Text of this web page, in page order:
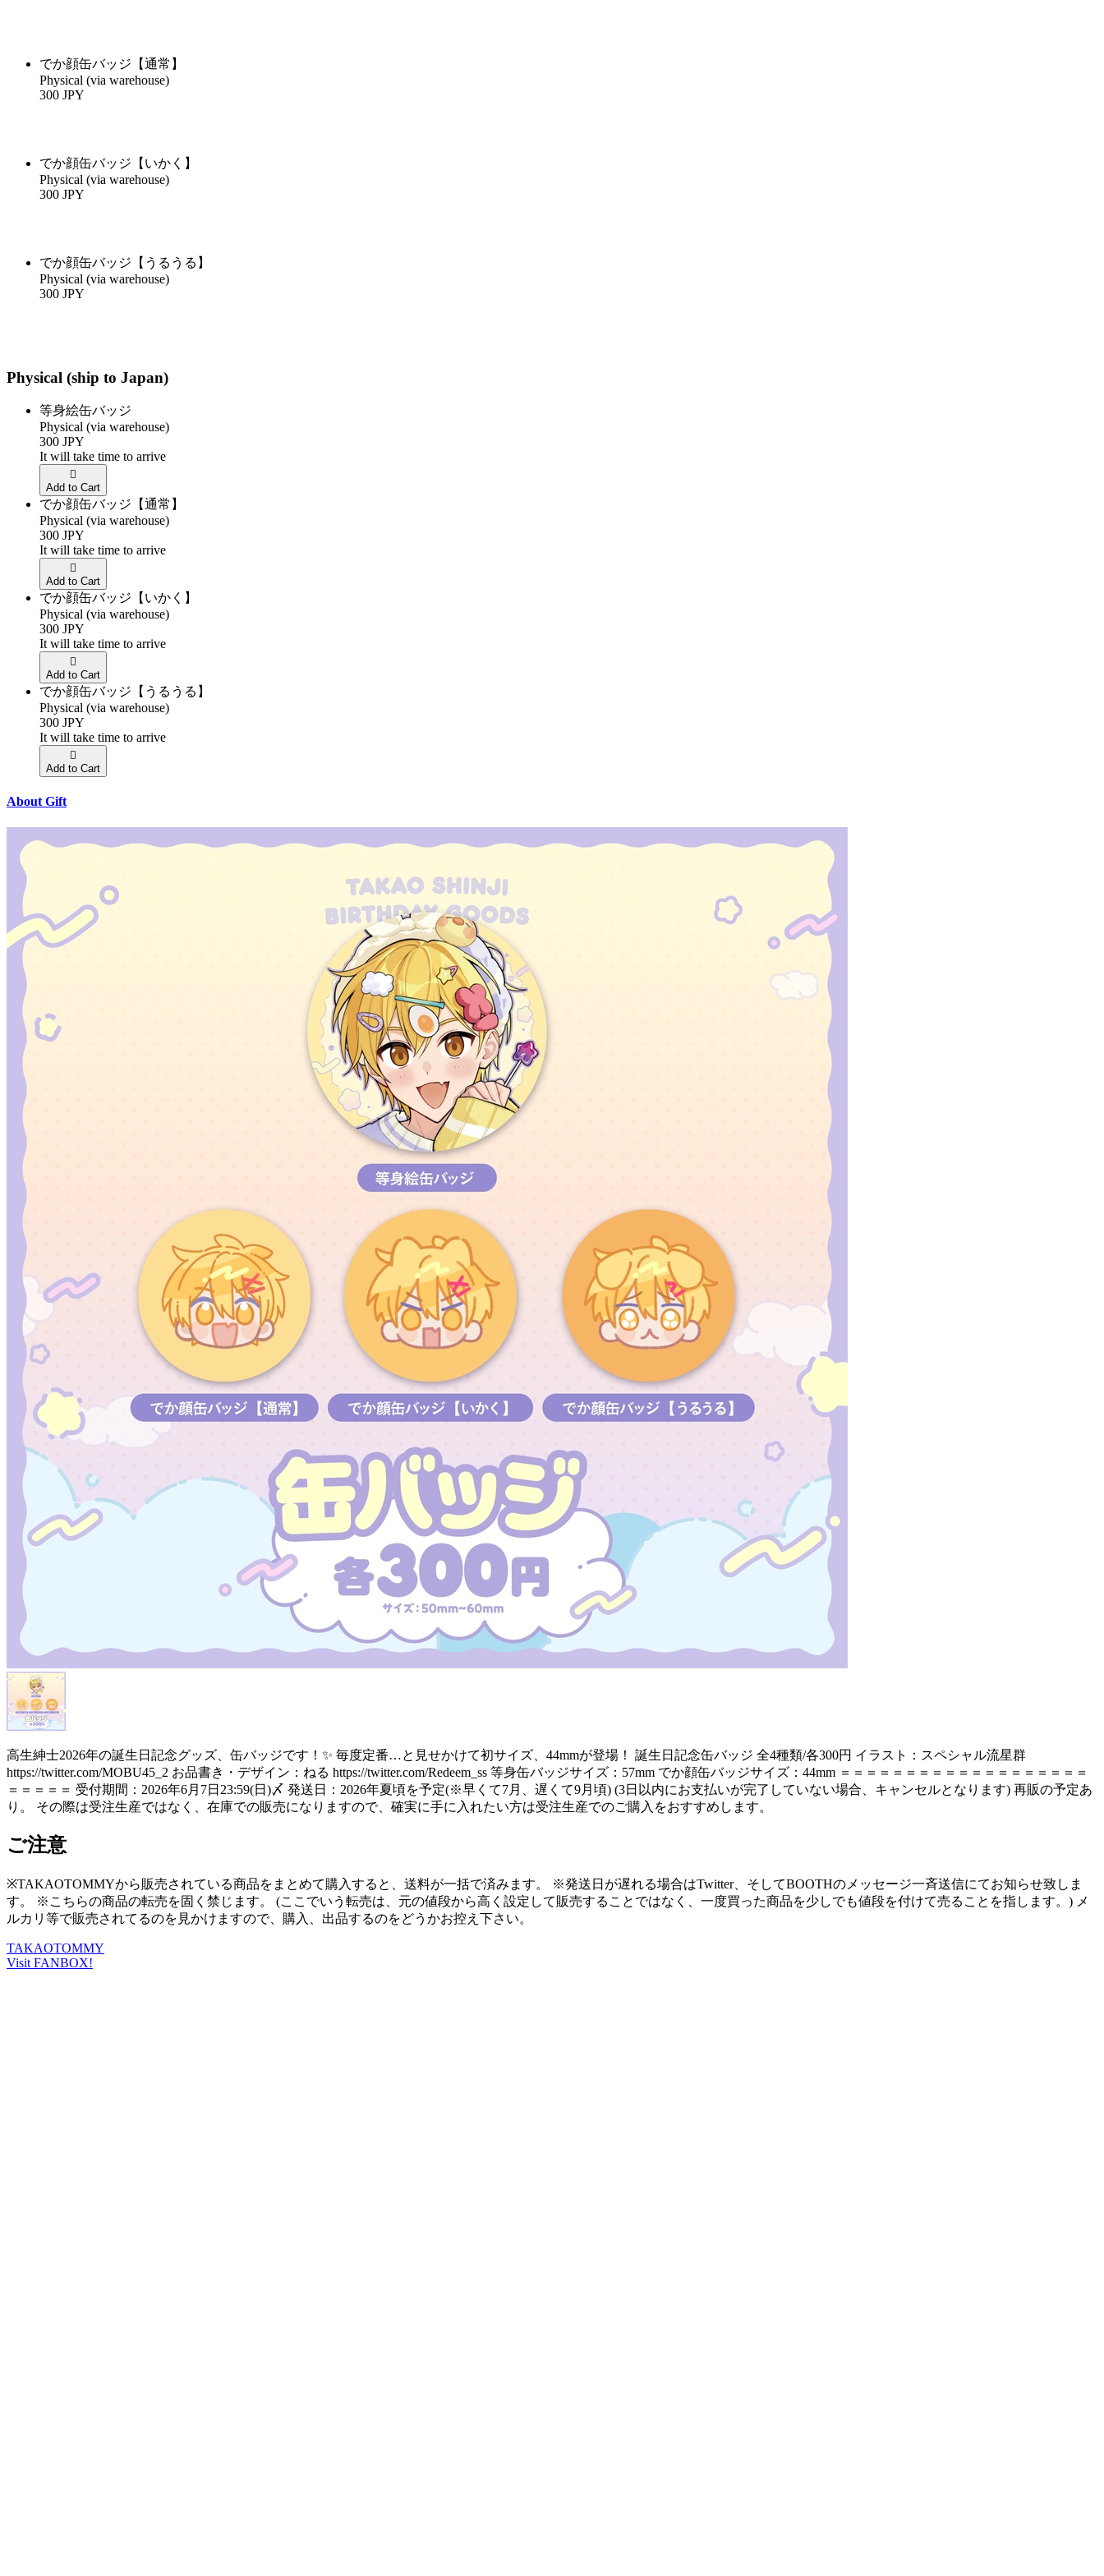
でか顔缶バッジ【通常】
Physical (via warehouse)
300 JPY
でか顔缶バッジ【いかく】
Physical (via warehouse)
300 JPY
でか顔缶バッジ【うるうる】
Physical (via warehouse)
300 JPY
Physical (ship to Japan)
等身絵缶バッジ
Physical (via warehouse)
300 JPY
It will take time to arrive
Add to Cart
でか顔缶バッジ【通常】
Physical (via warehouse)
300 JPY
It will take time to arrive
Add to Cart
でか顔缶バッジ【いかく】
Physical (via warehouse)
300 JPY
It will take time to arrive
Add to Cart
でか顔缶バッジ【うるうる】
Physical (via warehouse)
300 JPY
It will take time to arrive
Add to Cart
About Gift
高生紳士2026年の誕生日記念グッズ、缶バッジです！✨ 毎度定番…と見せかけて初サイズ、44mmが登場！ 誕生日記念缶バッジ 全4種類/各300円 イラスト：スペシャル流星群
https://twitter.com/MOBU45_2 お品書き・デザイン：ねる https://twitter.com/Redeem_ss 等身缶バッジサイズ：57mm でか顔缶バッジサイズ：44mm ＝＝＝＝＝＝＝＝＝＝＝＝＝＝＝＝＝＝＝
＝＝＝＝＝ 受付期間：2026年6月7日23:59(日)〆 発送日：2026年夏頃を予定(※早くて7月、遅くて9月頃) (3日以内にお支払いが完了していない場合、キャンセルとなります) 再販の予定あ
り。 その際は受注生産ではなく、在庫での販売になりますので、確実に手に入れたい方は受注生産でのご購入をおすすめします。
ご注意
※TAKAOTOMMYから販売されている商品をまとめて購入すると、送料が一括で済みます。 ※発送日が遅れる場合はTwitter、そしてBOOTHのメッセージ一斉送信にてお知らせ致しま
す。 ※こちらの商品の転売を固く禁じます。 (ここでいう転売は、元の値段から高く設定して販売することではなく、一度買った商品を少しでも値段を付けて売ることを指します。) メ
ルカリ等で販売されてるのを見かけますので、購入、出品するのをどうかお控え下さい。
TAKAOTOMMY
Visit FANBOX!